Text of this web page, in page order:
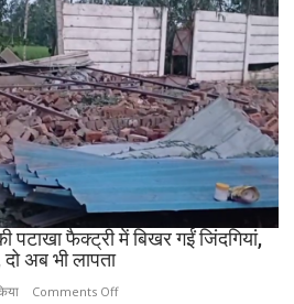
कारोबार
का
भंडाफोड़,
अमीनाबाद
में
5
दवा
पर
FIR
पटाखा फैक्ट्री में बिखर गईं जिंदगियां,
दो अब भी लापता
Comments Offon